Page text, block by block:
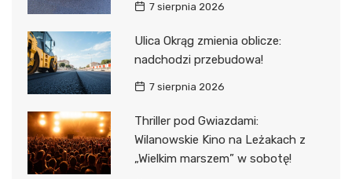
7 sierpnia 2026
Ulica Okrąg zmienia oblicze:
nadchodzi przebudowa!
7 sierpnia 2026
Thriller pod Gwiazdami:
Wilanowskie Kino na Leżakach z
„Wielkim marszem” w sobotę!